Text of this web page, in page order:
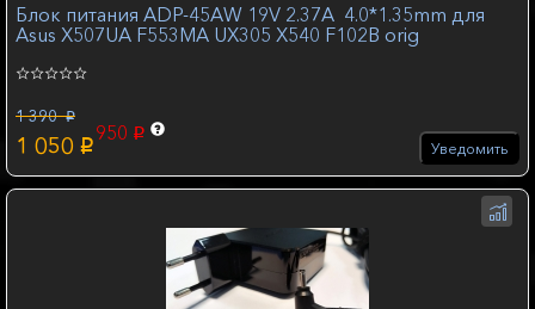
Блок питания ADP-45AW 19V 2.37A 4.0*1.35mm для
Asus X507UA F553MA UX305 X540 F102B orig
1 390 p
1 050 p
950 p
Уведомить